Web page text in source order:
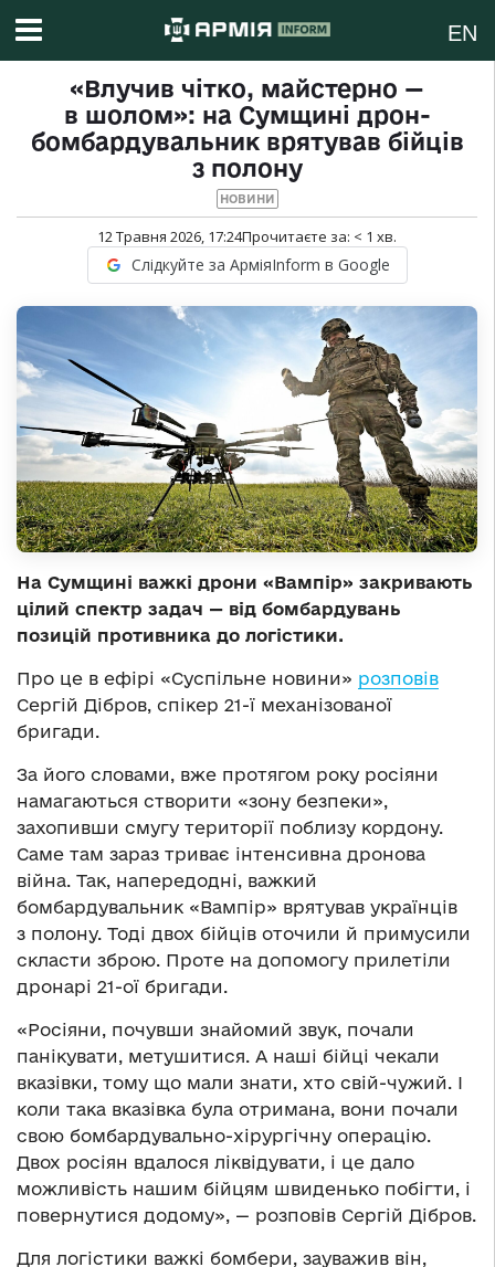
EN
«Влучив чітко, майстерно —
в шолом»: на Сумщині дрон-
бомбардувальник врятував бійців
з полону
НОВИНИ
12 Травня 2026, 17:24Прочитаєте за: < 1 хв.
Слідкуйте за АрміяInform в Google
На Сумщині важкі дрони «Вампір» закривають
цілий спектр задач — від бомбардувань
позицій противника до логістики.
Про це в ефірі «Суспільне новини» розповів
Сергій Дібров, спікер 21-ї механізованої
бригади.
За його словами, вже протягом року росіяни
намагаються створити «зону безпеки»,
захопивши смугу території поблизу кордону.
Саме там зараз триває інтенсивна дронова
війна. Так, напередодні, важкий
бомбардувальник «Вампір» врятував українців
з полону. Тоді двох бійців оточили й примусили
скласти зброю. Проте на допомогу прилетіли
дронарі 21-ої бригади.
«Росіяни, почувши знайомий звук, почали
панікувати, метушитися. А наші бійці чекали
вказівки, тому що мали знати, хто свій-чужий. І
коли така вказівка була отримана, вони почали
свою бомбардувально-хірургічну операцію.
Двох росіян вдалося ліквідувати, і це дало
можливість нашим бійцям швиденько побігти, і
повернутися додому», — розповів Сергій Дібров.
Для логістики важкі бомбери, зауважив він,